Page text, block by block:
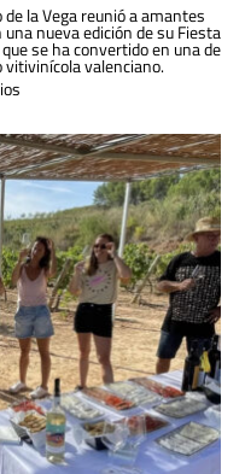
la Vega reunió a amantes
nueva edición de su Fiesta
se ha convertido en una de
vitivinícola valenciano.